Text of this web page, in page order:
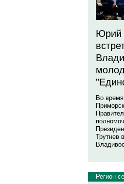
Юрий
Во
Трутнев
Регион